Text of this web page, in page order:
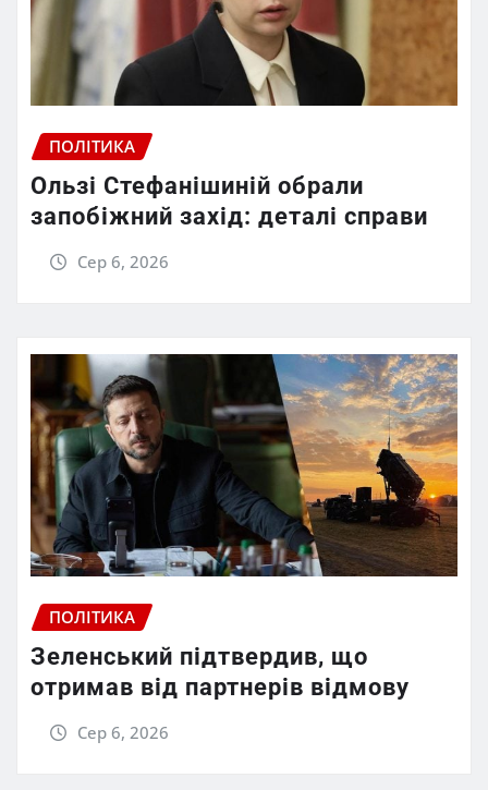
ПОЛІТИКА
Ользі Стефанішиній обрали
запобіжний захід: деталі справи
Сер 6, 2026
ПОЛІТИКА
Зеленський підтвердив, що
отримав від партнерів відмову
Сер 6, 2026